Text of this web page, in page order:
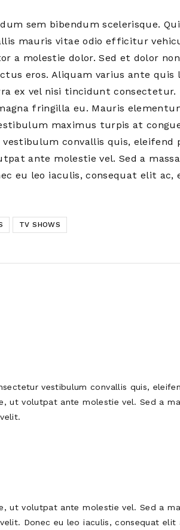
sem bibendum scelerisque.
mauris vitae odio efficitur
a molestie dolor. Sed et dolor
eros. Aliquam varius ante quis
ex vel nisi tincidunt consectetur.
fringilla eu. Mauris
maximus turpis at
convallis quis, eleifend
ante molestie vel. Sed a
eu leo iaculis, consequat elit ac,
TV SHOWS
vestibulum convallis quis,
ut volutpat ante molestie vel. Sed a
ut volutpat ante molestie vel. Sed a
Donec eu leo iaculis, consequat elit